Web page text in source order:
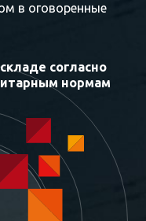
в оговоренные
согласно
нормам